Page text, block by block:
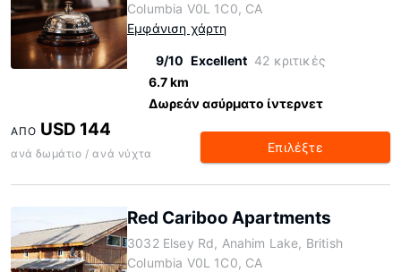
Columbia V0L 1C0, CA
Εμφάνιση χάρτη
9/10 Excellent 42 κριτικές
6.7 km
Δωρεάν ασύρματο ίντερνετ
ΑΠΌ USD 144
ανά δωμάτιο / ανά νύχτα Επιλέξτε
Red Cariboo Apartments
3032 Elsey Rd, Anahim Lake, British
Columbia V0L 1C0, CA